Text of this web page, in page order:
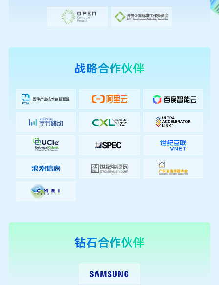
长工微亮相 2026 开放计算技术大会，斩获创新大
展会回顾|2026开放计算技术大会圆满收官！
JONHON丨2026开放计算技术大会圆满落幕
2026年7月11日
OCTS 2026圆满收官｜通合科技精彩亮相北京，
共探AIDC供电架构新范式
孛璞半导体亮相 2026 开放计算技术大会，自研硅
战略合作伙伴
钻石合作伙伴